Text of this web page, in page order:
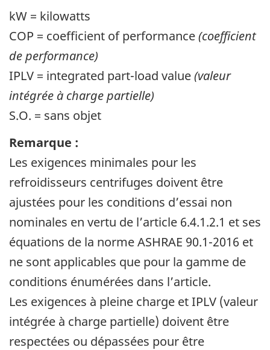
kW = kilowatts
COP = coefficient of performance(coefficient
de performance)
IPLV = integrated part-load value(valeur
intégrée à charge partielle)
S.O. = sans objet
Remarque :
Les exigences minimales pour les
refroidisseurs centrifuges doivent être
ajustées pour les conditions d’essai non
nominales en vertu de l’article 6.4.1.2.1 et ses
équations de la norme ASHRAE 90.1-2016 et
ne sont applicables que pour la gamme de
conditions énumérées dans l’article.
Les exigences à pleine charge et IPLV (valeur
intégrée à charge partielle) doivent être
respectées ou dépassées pour être